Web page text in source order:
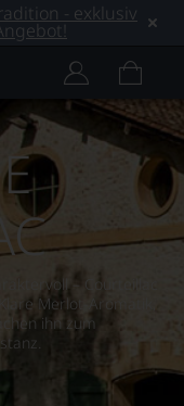
- exklusiv
– Courteillac
Merlot-Aromatik,
ihn zum